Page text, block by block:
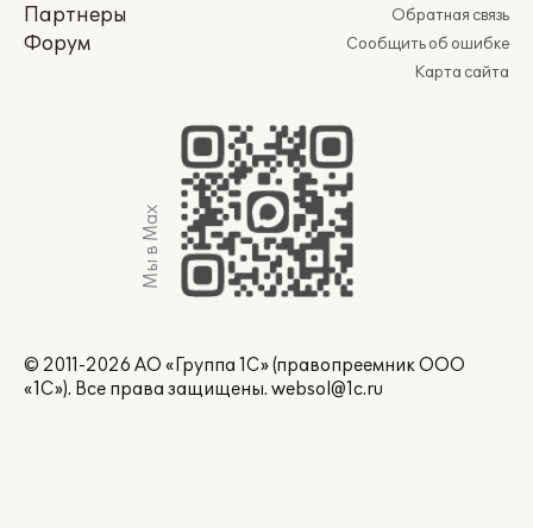
Партнеры
Форум
Обратная связь
Сообщить об ошибке
Карта сайта
Мы в Max
© 2011-2026 АО «Группа 1С» (правопреемник ООО
«1С»). Все права защищены. websol@1c.ru